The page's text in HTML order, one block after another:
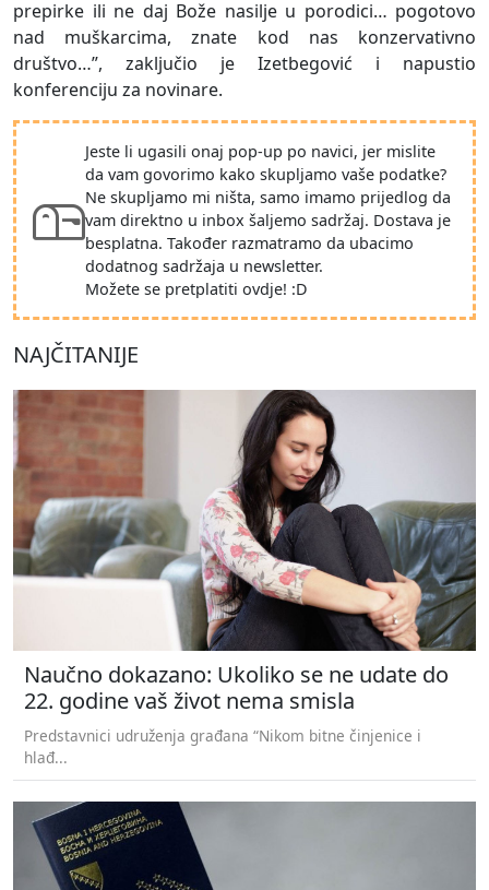
prepirke ili ne daj Bože nasilje u porodici… pogotovo
nad muškarcima, znate kod nas konzervativno
društvo…”, zaključio je Izetbegović i napustio
konferenciju za novinare.
Jeste li ugasili onaj pop-up po navici, jer mislite
da vam govorimo kako skupljamo vaše podatke?
Ne skupljamo mi ništa, samo imamo prijedlog da
vam direktno u inbox šaljemo sadržaj. Dostava je
besplatna. Također razmatramo da ubacimo
dodatnog sadržaja u newsletter.
Možete se pretplatiti ovdje! :D
NAJČITANIJE
Naučno dokazano: Ukoliko se ne udate do
22. godine vaš život nema smisla
Predstavnici udruženja građana “Nikom bitne činjenice i
hlađ...